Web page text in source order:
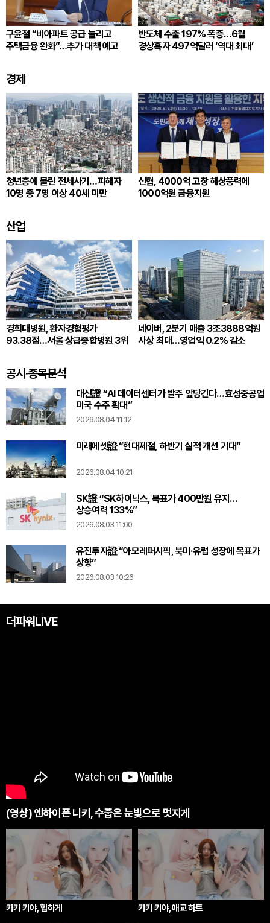
구윤철 “비아파트 공급 늘리고
주택금융 완화”…추가 대책 예고
반도체 수출 197% 폭증…6월
경상흑자 497억달러 ‘역대 최대’
경제
청년층에 몰린 전세사기…피해자
10명 중 7명 이상 40세 미만
신협, 4000억 고창 해상풍력에
1000억원 금융지원
산업
경희대병원, 환자경험평가
93.38점…서울 상급종합병원 3위
네이버, 2분기 매출 3조3888억원
사상 최대…영업익 0.2% 감소
공시·종목분석
대신證 “AI 데이터센터가 발주 앞당긴다…효성중공업
미국 수주 확대”
2026.08.04 11:12
미래에셋證 “현대제철, 하반기 실적 개선 기대”
2026.08.04 10:21
SK證 “SK하이닉스, 목표가 400만원 유지…
상승여력 133%”
2026.08.03 11:00
유진투자證 “아모레퍼시픽, 북미·유럽 성장에 목표가
상향”
2026.08.03 10:26
더파워LIVE
(영상) 엔하이픈 니키, 수줍은 눈빛으로 멋지게
키키 키야, 힙하게 키키 키야, 애교 하트